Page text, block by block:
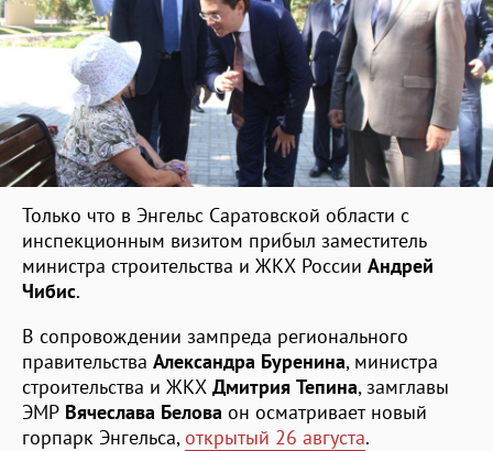
Только что в Энгельс Саратовской области с
инспекционным визитом прибыл заместитель
министра строительства и ЖКХ России Андрей
Чибис.
В сопровождении зампреда регионального
правительства Александра Буренина, министра
строительства и ЖКХ Дмитрия Тепина, замглавы
ЭМР Вячеслава Белова он осматривает новый
горпарк Энгельса, открытый 26 августа.